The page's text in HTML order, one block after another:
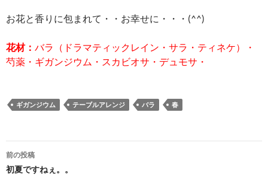
お花と香りに包まれて・・お幸せに・・・(^^)
花材： バラ（ドラマティックレイン・サラ・ティネケ）・
芍薬・ギガンジウム・スカビオサ・デュモサ・
ギガンジウム テーブルアレンジ バラ 春
投
稿
前の投稿
初夏ですねぇ。。